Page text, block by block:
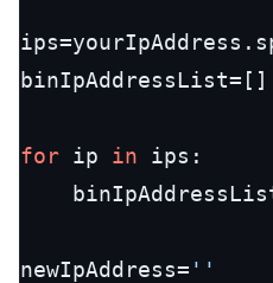
binIpAddressList=[]
for ip in ips:
newIpAddress= ''